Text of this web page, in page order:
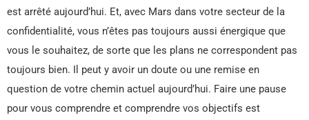
est arrêté aujourd’hui. Et, avec Mars dans votre secteur de la
confidentialité, vous n’êtes pas toujours aussi énergique que
vous le souhaitez, de sorte que les plans ne correspondent pas
toujours bien. Il peut y avoir un doute ou une remise en
question de votre chemin actuel aujourd’hui. Faire une pause
pour vous comprendre et comprendre vos objectifs est